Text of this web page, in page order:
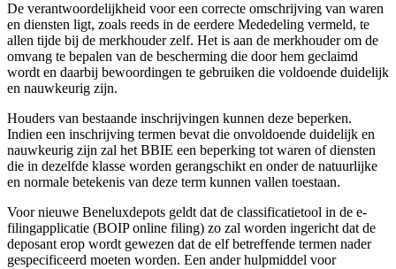
De verantwoordelijkheid voor een correcte omschrijving van waren
en diensten ligt, zoals reeds in de eerdere Mededeling vermeld, te
allen tijde bij de merkhouder zelf. Het is aan de merkhouder om de
omvang te bepalen van de bescherming die door hem geclaimd
wordt en daarbij bewoordingen te gebruiken die voldoende duidelijk
en nauwkeurig zijn.
Houders van bestaande inschrijvingen kunnen deze beperken.
Indien een inschrijving termen bevat die onvoldoende duidelijk en
nauwkeurig zijn zal het BBIE een beperking tot waren of diensten
die in dezelfde klasse worden gerangschikt en onder de natuurlijke
en normale betekenis van deze term kunnen vallen toestaan.
Voor nieuwe Beneluxdepots geldt dat de classificatietool in de e-
filingapplicatie (BOIP online filing) zo zal worden ingericht dat de
deposant erop wordt gewezen dat de elf betreffende termen nader
gespecificeerd moeten worden. Een ander hulpmiddel voor